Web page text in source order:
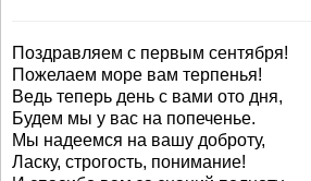
Поздравляем с первым сентября!
Пожелаем море вам терпенья!
Ведь теперь день с вами ото дня,
Будем мы у вас на попеченье.
Мы надеемся на вашу доброту,
Ласку, строгость, понимание!